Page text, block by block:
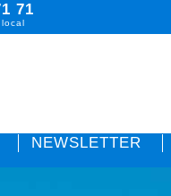
71
NEWSLETTER